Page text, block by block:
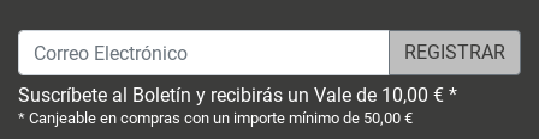
Correo Electrónico
Suscríbete al Boletín y recibirás un Vale de 10,00 € *
* Canjeable en compras con un importe mínimo de 50,00 €